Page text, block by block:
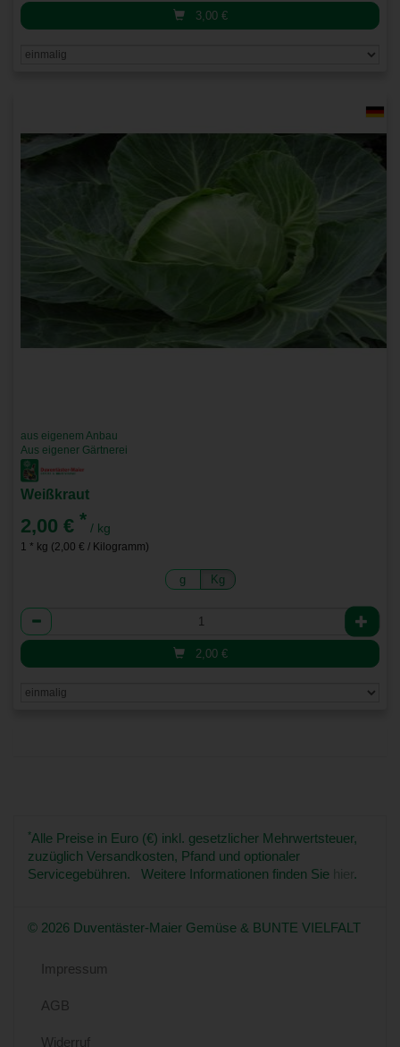
3,00 €
aus eigenem Anbau
Aus eigener Gärtnerei
Weißkraut
2,00 € * / kg
1 * kg (2,00 € / Kilogramm)
g Kg
Anzahl
2,00 €
*Alle Preise in Euro (€) inkl. gesetzlicher Mehrwertsteuer,
zuzüglich Versandkosten, Pfand und optionaler
Servicegebühren. Weitere Informationen finden Sie hier.
© 2026 Duventäster-Maier Gemüse & BUNTE VIELFALT
Impressum
AGB
Widerruf